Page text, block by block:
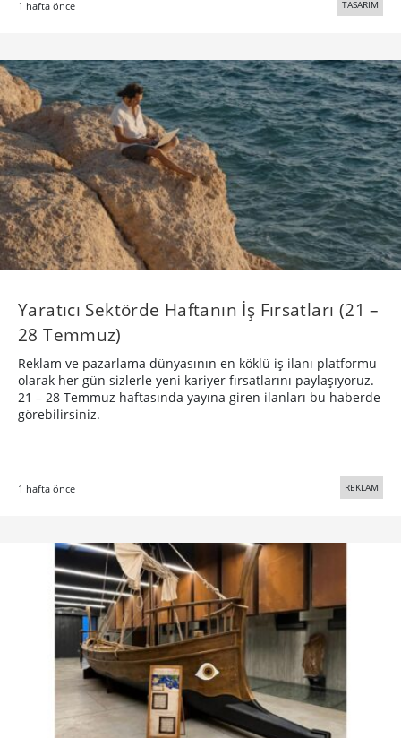
1 hafta önce TASARIM
Yaratıcı Sektörde Haftanın İş Fırsatları (21 –
28 Temmuz)
Reklam ve pazarlama dünyasının en köklü iş ilanı platformu
olarak her gün sizlerle yeni kariyer fırsatlarını paylaşıyoruz.
21 – 28 Temmuz haftasında yayına giren ilanları bu haberde
görebilirsiniz.
1 hafta önce REKLAM